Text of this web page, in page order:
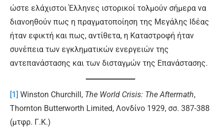
ώστε ελάχιστοι Έλληνες ιστορικοί τολμούν σήμερα να
διανοηθούν πως η πραγματοποίηση της Μεγάλης Ιδέας
ήταν εφικτή και πως, αντίθετα, η Καταστροφή ήταν
συνέπεια των εγκληματικών ενεργειών της
αντεπανάστασης και των δισταγμών της Επανάστασης.
[1] Winston Churchill, The World Crisis: The Aftermath,
Thornton Butterworth Limited, Λονδίνο 1929, σσ. 387-388
(μτφρ. Γ.Κ.)